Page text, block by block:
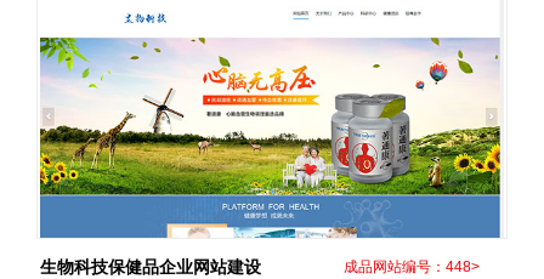
生物科技保健品企业网站建设 成品网站编号：448>